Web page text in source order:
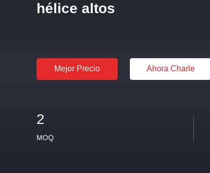
hélice altos
Mejor Precio Ahora Charle
2
MOQ